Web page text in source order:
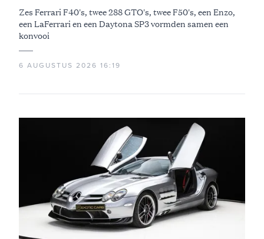
Zes Ferrari F40's, twee 288 GTO's, twee F50's, een Enzo,
een LaFerrari en een Daytona SP3 vormden samen een
konvooi
6 AUGUSTUS 2026 16:19